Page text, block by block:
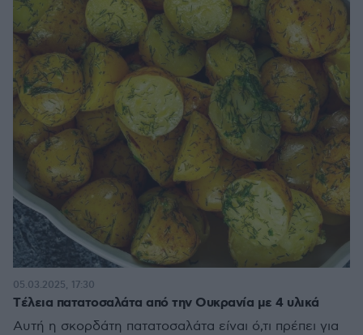
Tέλεια πατατοσαλάτα από την Ουκρανία με 4 υλικά
Αυτή η σκορδάτη πατατοσαλάτα είναι ό,τι πρέπει για
05.03.2025, 17:30